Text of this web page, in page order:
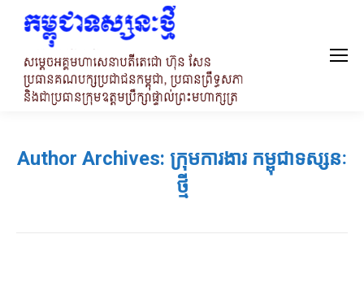
Author Archives: ក្រុមការងារ កម្ពុជាទស្សនៈ
ថ្មី